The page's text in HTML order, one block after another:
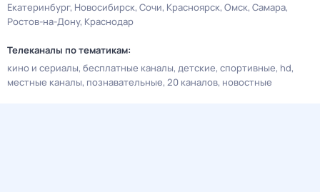
Екатеринбург Новосибирск Сочи Красноярск Омск Самара
Ростов-на-Дону Краснодар
Телеканалы по тематикам:
кино и сериалы бесплатные каналы детские спортивные hd
местные каналы познавательные 20 каналов новостные